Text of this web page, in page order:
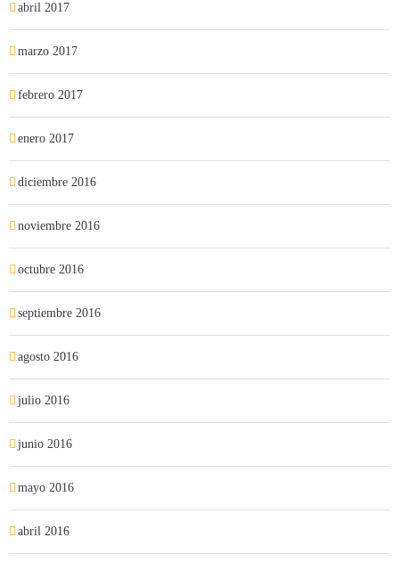
abril 2017
marzo 2017
febrero 2017
enero 2017
diciembre 2016
noviembre 2016
octubre 2016
septiembre 2016
agosto 2016
julio 2016
junio 2016
mayo 2016
abril 2016